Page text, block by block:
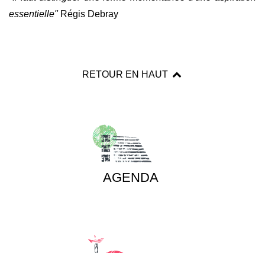
essentielle"Régis Debray
RETOUR EN HAUT
AGENDA